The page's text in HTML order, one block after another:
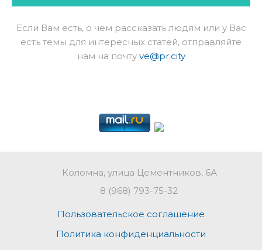
Если Вам есть, о чем рассказать людям или у Вас
есть темы для интересных статей, отправляйте
нам на почту ve@pr.city
Коломна, улица Цементников, 6А
8 (968) 793-75-32
Пользовательское соглашение
Политика конфиденциальности